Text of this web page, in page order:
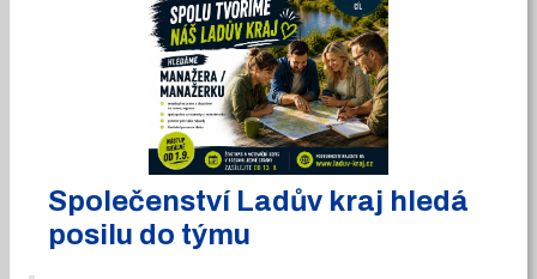
Společenství Ladův kraj hledá
posilu do týmu